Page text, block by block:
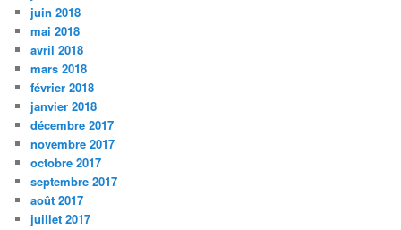
juin 2018
mai 2018
avril 2018
mars 2018
février 2018
janvier 2018
décembre 2017
novembre 2017
octobre 2017
septembre 2017
août 2017
juillet 2017